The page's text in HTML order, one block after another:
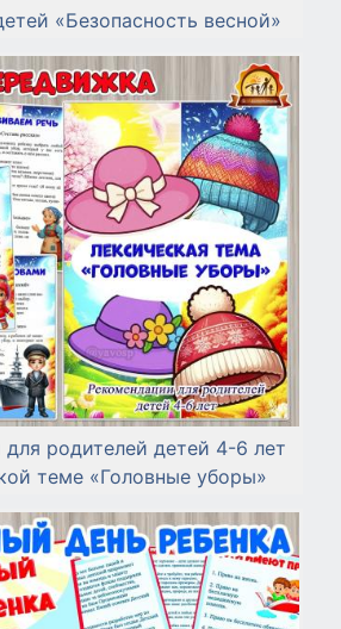
«Безопасность весной»
родителей детей 4-6 лет
теме «Головные уборы»